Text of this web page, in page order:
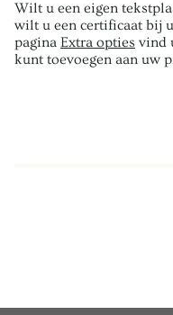
Wilt u een eigen
wilt u een certificaat bij
pagina Extra opties vind
kunt toevoegen aan uw